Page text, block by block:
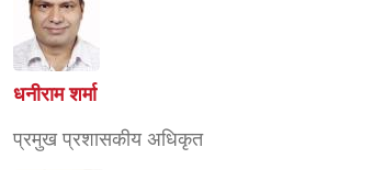
धनीराम शर्मा
प्रमुख प्रशासकीय अधिकृत